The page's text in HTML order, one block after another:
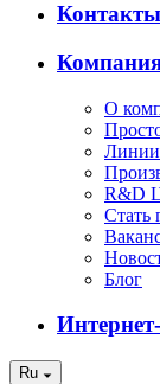
Контакты
О
Линии
R&D
Стать
Блог
Ru